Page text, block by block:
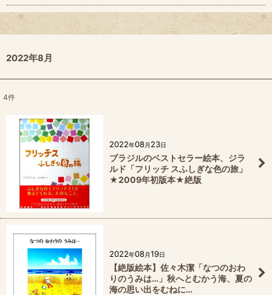
2022年8月
4件
2022年08月 23日
ブラジルのベストセラー絵本、ジラ
ルド「フリッチ スふしぎな色の旅」
★2009年初版本★絶版
2022年08月19日
【絶版絵本】佐々木潔「なつのおわ
りのうみは…」秋へとむかう海、夏の
海の思い出をむねに…